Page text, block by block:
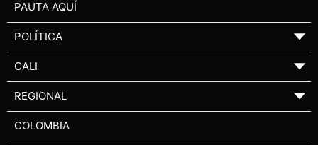
PAUTA AQUÍ
POLÍTICA ▼
CALI ▼
REGIONAL ▼
COLOMBIA